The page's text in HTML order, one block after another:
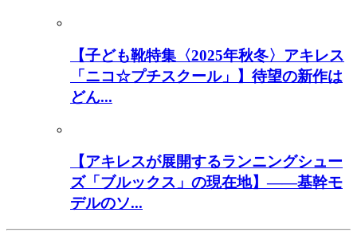
【子ども靴特集〈2025年秋冬〉アキレス
「ニコ☆プチスクール」】待望の新作は
どん...
【アキレスが展開するランニングシュー
ズ「ブルックス」の現在地】――基幹モ
デルのソ...